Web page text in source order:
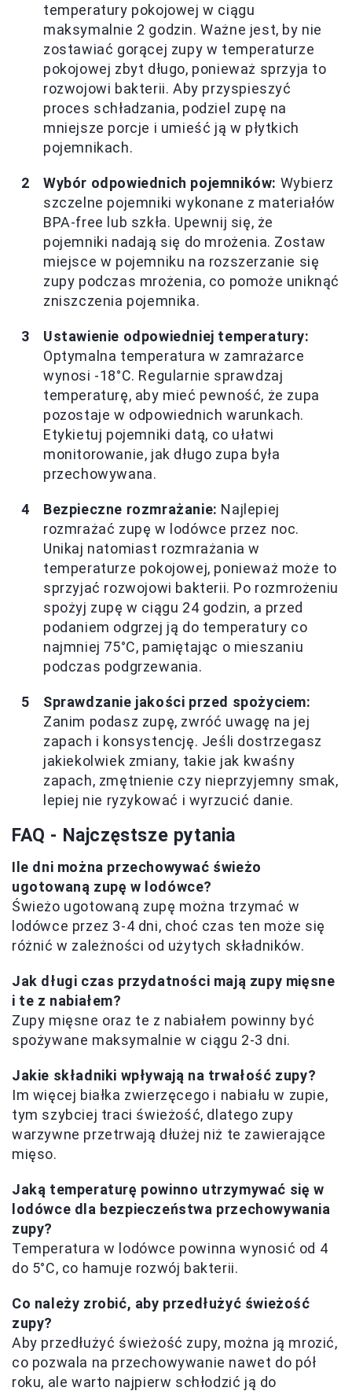
temperatury pokojowej w ciągu
maksymalnie 2 godzin. Ważne jest, by nie
zostawiać gorącej zupy w temperaturze
pokojowej zbyt długo, ponieważ sprzyja to
rozwojowi bakterii. Aby przyspieszyć
proces schładzania, podziel zupę na
mniejsze porcje i umieść ją w płytkich
pojemnikach.
Wybór odpowiednich pojemników: Wybierz
szczelne pojemniki wykonane z materiałów
BPA-free lub szkła. Upewnij się, że
pojemniki nadają się do mrożenia. Zostaw
miejsce w pojemniku na rozszerzanie się
zupy podczas mrożenia, co pomoże uniknąć
zniszczenia pojemnika.
Ustawienie odpowiedniej temperatury:
Optymalna temperatura w zamrażarce
wynosi -18°C. Regularnie sprawdzaj
temperaturę, aby mieć pewność, że zupa
pozostaje w odpowiednich warunkach.
Etykietuj pojemniki datą, co ułatwi
monitorowanie, jak długo zupa była
przechowywana.
Bezpieczne rozmrażanie: Najlepiej
rozmrażać zupę w lodówce przez noc.
Unikaj natomiast rozmrażania w
temperaturze pokojowej, ponieważ może to
sprzyjać rozwojowi bakterii. Po rozmrożeniu
spożyj zupę w ciągu 24 godzin, a przed
podaniem odgrzej ją do temperatury co
najmniej 75°C, pamiętając o mieszaniu
podczas podgrzewania.
Sprawdzanie jakości przed spożyciem:
Zanim podasz zupę, zwróć uwagę na jej
zapach i konsystencję. Jeśli dostrzegasz
jakiekolwiek zmiany, takie jak kwaśny
zapach, zmętnienie czy nieprzyjemny smak,
lepiej nie ryzykować i wyrzucić danie.
FAQ - Najczęstsze pytania
Ile dni można przechowywać świeżo
ugotowaną zupę w lodówce?
Świeżo ugotowaną zupę można trzymać w
lodówce przez 3-4 dni, choć czas ten może się
różnić w zależności od użytych składników.
Jak długi czas przydatności mają zupy mięsne
i te z nabiałem?
Zupy mięsne oraz te z nabiałem powinny być
spożywane maksymalnie w ciągu 2-3 dni.
Jakie składniki wpływają na trwałość zupy?
Im więcej białka zwierzęcego i nabiału w zupie,
tym szybciej traci świeżość, dlatego zupy
warzywne przetrwają dłużej niż te zawierające
mięso.
Jaką temperaturę powinno utrzymywać się w
lodówce dla bezpieczeństwa przechowywania
zupy?
Temperatura w lodówce powinna wynosić od 4
do 5°C, co hamuje rozwój bakterii.
Co należy zrobić, aby przedłużyć świeżość
zupy?
Aby przedłużyć świeżość zupy, można ją mrozić,
co pozwala na przechowywanie nawet do pół
roku, ale warto najpierw schłodzić ją do